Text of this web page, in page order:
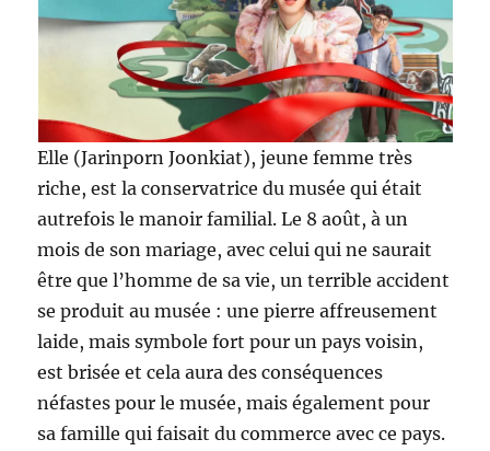
Elle (Jarinporn Joonkiat), jeune femme très
riche, est la conservatrice du musée qui était
autrefois le manoir familial. Le 8 août, à un
mois de son mariage, avec celui qui ne saurait
être que l’homme de sa vie, un terrible accident
se produit au musée : une pierre affreusement
laide, mais symbole fort pour un pays voisin,
est brisée et cela aura des conséquences
néfastes pour le musée, mais également pour
sa famille qui faisait du commerce avec ce pays.